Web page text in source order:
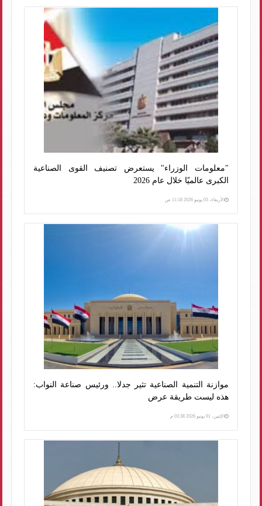
"معلومات الوزراء" يستعرض تصنيف القوى الصناعية
الكبرى عالميًا خلال عام 2026
الأربعاء، 03 يونيو 2026 11:18 ص
موازنة التنمية الصناعية تثير جدلا.. ورئيس صناعة النواب:
هذه ليست طريقة عرض
الإثنين، 01 يونيو 2026 03:38 م